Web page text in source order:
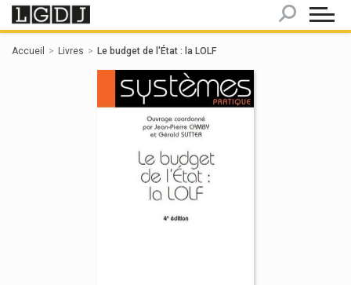
Accueil Livres Le budget de l'État : la LOLF
Panneau de gestion des cookies